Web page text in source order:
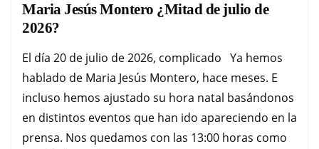
Maria Jesús Montero ¿Mitad de julio de
2026?
El día 20 de julio de 2026, complicado Ya hemos
hablado de Maria Jesús Montero, hace meses. E
incluso hemos ajustado su hora natal basándonos
en distintos eventos que han ido apareciendo en la
prensa. Nos quedamos con las 13:00 horas como